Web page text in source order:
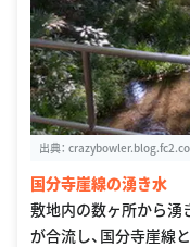
出典：
国分寺崖線の湧き水
敷地内の数ヶ所から湧
が合流し、国分寺崖線